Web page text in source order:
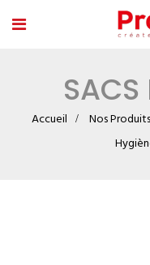
SACS
Accueil Nos Produits